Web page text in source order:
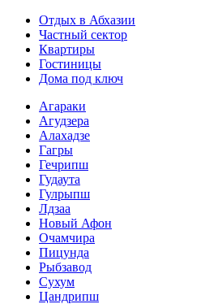
Отдых в Абхазии
Частный сектор
Квартиры
Гостиницы
Дома под ключ
Агараки
Агудзера
Алахадзе
Гагры
Гечрипш
Гудаута
Гулрыпш
Лдзаа
Новый Афон
Очамчира
Пицунда
Рыбзавод
Сухум
Цандрипш